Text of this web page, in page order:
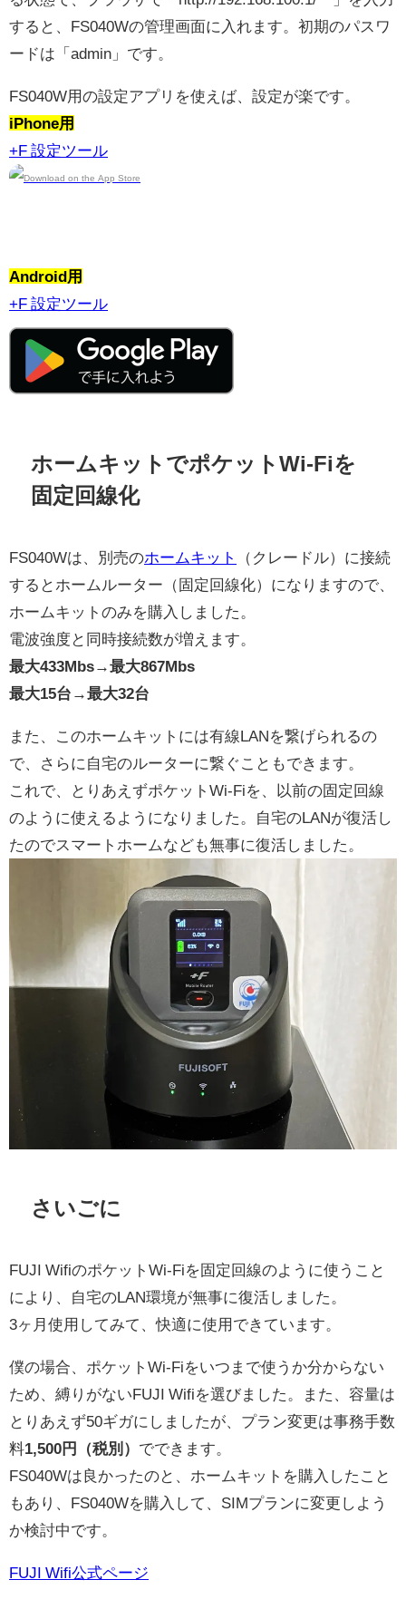
すると、FS040Wの管理画面に入れます。初期のパスワ
ードは「admin」です。
FS040W用の設定アプリを使えば、設定が楽です。
iPhone用
+F 設定ツール
Android用
+F 設定ツール
ホームキットでポケットWi-Fiを
固定回線化
FS040Wは、別売のホームキット
（クレードル）に接続
するとホームルーター（固定回線化）になりますので、
ホームキットのみを購入しました。
電波強度と同時接続数が増えます。
最大433Mbs→最大867Mbs
最大15台→最大32台
また、このホームキットには有線LANを繋げられるの
で、さらに自宅のルーターに繋ぐこともできます。
これで、とりあえずポケットWi-Fiを、以前の固定回線
のように使えるようになりました。自宅のLANが復活し
たのでスマートホームなども無事に復活しました。
さいごに
FUJI WifiのポケットWi-Fiを固定回線のように使うこと
により、自宅のLAN環境が無事に復活しました。
3ヶ月使用してみて、快適に使用できています。
僕の場合、ポケットWi-Fiをいつまで使うか分からない
ため、縛りがないFUJI Wifiを選びました。また、容量は
とりあえず50ギガにしましたが、プラン変更は事務手数
料1,500円（税別） でできます。
FS040Wは良かったのと、ホームキットを購入したこと
もあり、FS040Wを購入して、SIMプランに変更しよう
か検討中です。
FUJI Wifi公式ページ